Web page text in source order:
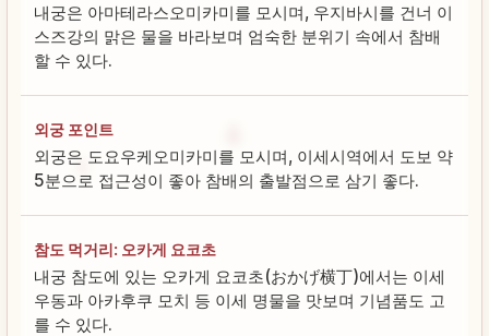
내궁은 아마테라스오미카미를 모시며, 우지바시를 건너 이
스즈강의 맑은 물을 바라보며 엄숙한 분위기 속에서 참배
할 수 있다.
외궁 포인트
외궁은 도요우케오미카미를 모시며, 이세시역에서 도보 약
5분으로 접근성이 좋아 참배의 출발점으로 삼기 좋다.
참도 먹거리: 오카게 요코초
내궁 참도에 있는 오카게 요코초(おかげ横丁)에서는 이세
우동과 아카후쿠 모치 등 이세 명물을 맛보며 기념품도 고
를 수 있다.